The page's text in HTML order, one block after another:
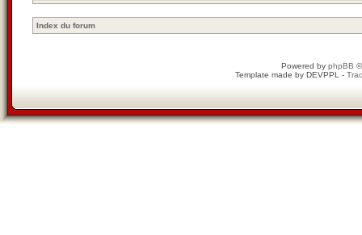
Index du forum
Powered by phpBB
Template made by DEVPPL -